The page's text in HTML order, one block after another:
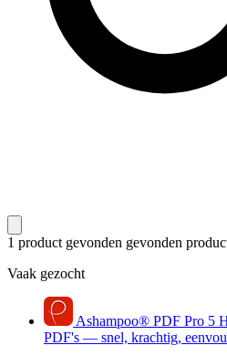
1 product gevonden gevonden
Vaak gezocht
Ashampoo® PDF Pro 5
PDF's — snel, krachtig,